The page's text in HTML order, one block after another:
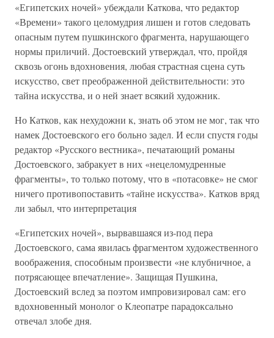
«Египетских ночей» убеждали Каткова, что редактор
«Времени» такого целомудрия лишен и готов следовать
опасным путем пушкинского фрагмента, нарушающего
нормы приличий. Достоевский утверждал, что, пройдя
сквозь огонь вдохновения, любая страстная сцена суть
искусство, свет преображенной действительности: это
тайна искусства, и о ней знает всякий художник.
Но Катков, как нехудожни к, знать об этом не мог, так что
намек Достоевского его больно задел. И если спустя годы
редактор «Русского вестника», печатающий романы
Достоевского, забракует в них «нецеломудренные
фрагменты», то только потому, что в «потасовке» не смог
ничего противопоставить «тайне искусства». Катков вряд
ли забыл, что интерпретация
«Египетских ночей», вырвавшаяся из-под пера
Достоевского, сама явилась фрагментом художественного
воображения, способным произвести «не клубничное, а
потрясающее впечатление». Защищая Пушкина,
Достоевский вслед за поэтом импровизировал сам: его
вдохновенный монолог о Клеопатре парадоксально
отвечал злобе дня.